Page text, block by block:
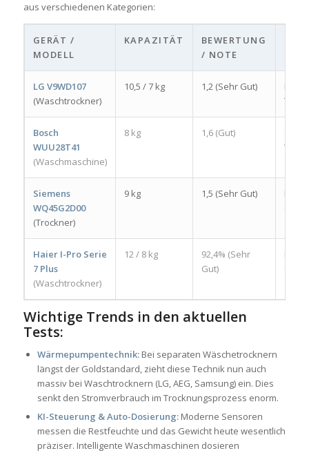
aus verschiedenen Kategorien:
GERÄT /
MODELL
KAPAZITÄT
BEWERTUNG
/ NOTE
LG V9WD107
(Waschtrockner)
10,5 / 7 kg 1,2 (Sehr Gut)
Test
Bosch
WUU28T41
(Waschmaschine)
8 kg 1,6 (Gut)
Siemens
WQ45G2D00
(Trockner)
9 kg 1,5 (Sehr Gut)
Haier I-Pro Serie
7 Plus
(Waschtrockner)
12 / 8 kg
92,4% (Sehr
Gut)
Wichtige Trends in den aktuellen
Tests:
Wärmepumpentechnik:Bei separaten Wäschetrocknern
längst der Goldstandard, zieht diese Technik nun auch
massiv bei Waschtrocknern (LG, AEG, Samsung) ein. Dies
senkt den Stromverbrauch im Trocknungsprozess enorm.
KI-Steuerung & Auto-Dosierung:Moderne Sensoren
messen die Restfeuchte und das Gewicht heute wesentlich
präziser. Intelligente Waschmaschinen dosieren